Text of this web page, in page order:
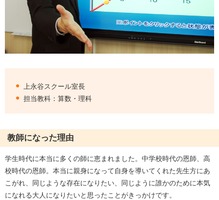
上永谷スクール室長
担当教科：算数・理科
教師になった理由
学生時代に本当に多くの師に恵まれました。中学校時代の恩師、高
校時代の恩師。本当に親身になって自身を導いてくれた先生方にあ
こがれ、同じような存在になりたい、同じように誰かのために本気
になれる大人になりたいと思ったことがきっかけです。